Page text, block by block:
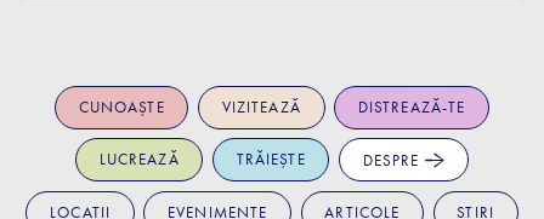
CUNOAȘTE VIZITEAZĂ DISTREAZĂ-TE
LUCREAZĂ TRĂIEȘTE DESPRE
LOCAȚII EVENIMENTE ARTICOLE ȘTIRI